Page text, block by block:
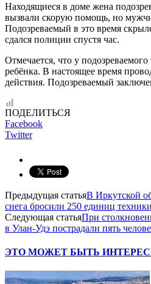
Находящиеся в доме жена
вызвали скорую помощь, но
Подозреваемый в это время
сдался полиции спустя час.
Отмечается, что у
ребёнка. В настоящее время
действия. Подозреваемый
ПОДЕЛИТЬСЯ
Facebook
Twitter
Предыдущая статьяВ Иркутской
снега бросили 250 единиц техники
Следующая статьяПри
в Улан-Удэ пострадали пять
ЭТО МОЖЕТ БЫТЬ